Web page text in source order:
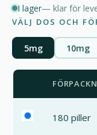
I lager— klar för
VÄLJ DOS OCH
5mg 10mg
180 piller